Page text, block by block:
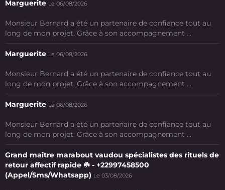
Marguerite Le 06/08/2026
Monsieur Bernard a été un partenaire de confiance tout au
long de mon projet. Grâce à son accompagnement ...
Marguerite Le 06/08/2026
Monsieur Bernard a été un partenaire de confiance tout au
long de mon projet. Grâce à son accompagnement ...
Marguerite Le 06/08/2026
Monsieur Bernard a été un partenaire de confiance tout au
long de mon projet. Grâce à son accompagnement ...
Grand maître marabout vaudou spécialistes des rituels de
retour affectif rapide ☘️ - +22997458500
(Appel/Sms/Whatsapp) Le 03/08/2026